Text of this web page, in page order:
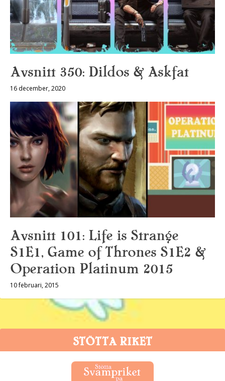
Avsnitt 350: Dildos & Askfat
16 december, 2020
Avsnitt 101: Life is Strange
S1E1, Game of Thrones S1E2 &
Operation Platinum 2015
10 februari, 2015
STÖTTA RIKET